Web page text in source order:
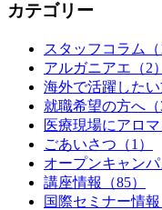
カテゴリー
スタッフコラム（
アルガニアエ（2）
海外で活躍したい
就職希望の方へ（
医療現場にアロ
ごあいさつ（1）
オープンキャンパ
講座情報（85）
国際セミナー情報